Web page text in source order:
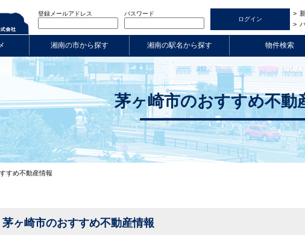
登録メールアドレス パスワード
湘南の市から探す 湘南の駅名から探す 物件検索
茅ヶ崎市のおすすめ不動
すめ不動産情報
茅ヶ崎市のおすすめ不動産情報